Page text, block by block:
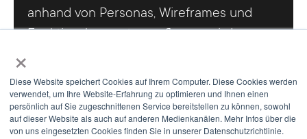
×
Diese Website speichert Cookies auf Ihrem Computer. Diese Cookies werden
verwendet, um Ihre Website-Erfahrung zu optimieren und Ihnen einen
persönlich auf Sie zugeschnittenen Service bereitstellen zu können, sowohl
auf dieser Website als auch auf anderen Medienkanälen. Mehr Infos über die
von uns eingesetzten Cookies finden Sie in unserer Datenschutzrichtlinie.
anhand von Personas, Wireframes und
Funktionskonzepten aufbauen wird.
Wir nutzen Cookies, um Ihnen die bestmögliche Nutzung unserer
verbessern. Wir berücksichtigen hierbei Ihre Präferenzen und
verarbeiten Daten für Marketing, Analytics und Personalisierung nur,
wenn Sie uns durch Klicken auf 'Zustimmen und weiter' Ihr
Einverständnis geben. Sie können Ihre Einwilligung jederzeit mit